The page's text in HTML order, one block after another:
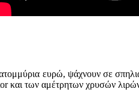
ευρώ, ψάχνουν σε
και των αμέτρητων χρυσών